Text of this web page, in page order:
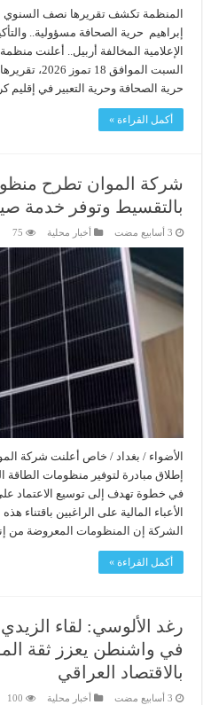
إبراهيم حرية الصحافة مسؤولية..
الإعلامية المخالفة أربيل.. أعلنت
السبت
حرية الصحافة وحرية التعبير في
أكمل القراءة »
شركة الموان تطرح
بالتقسيط وتوفر خدمة
أخبار محلية 75
الأضواء / بغداد / خاص أعلنت شركة
إطلاق مبادرة لتوفير منظومات
في خطوة تهدف إلى توسيع الاعتماد
الأعباء المالية على الراغبين
الشركة إن المنظومات المعروضة من
أكمل القراءة »
رغد الألوسي: لقاء
في واشنطن يعزز ثقة
بالاقتصاد العراقي
أخبار محلية 100